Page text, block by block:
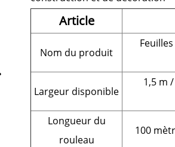
Article
Nom du produit
Largeur disponible
1,5 m
Longueur du
rouleau
100